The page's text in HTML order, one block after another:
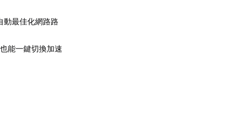
動最佳化網路路
能一鍵切換加速